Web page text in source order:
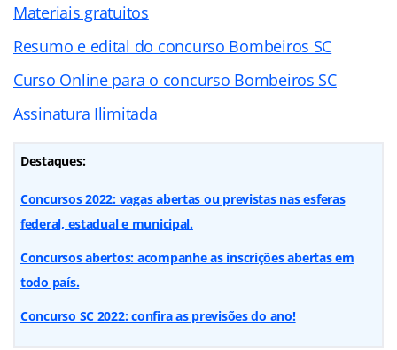
Materiais gratuitos
Resumo e edital do concurso Bombeiros SC
Curso Online para o concurso Bombeiros SC
Assinatura Ilimitada
Destaques:
Concursos 2022: vagas abertas ou previstas nas esferas
federal, estadual e municipal.
Concursos abertos: acompanhe as inscrições abertas em
todo país.
Concurso SC 2022: confira as previsões do ano!